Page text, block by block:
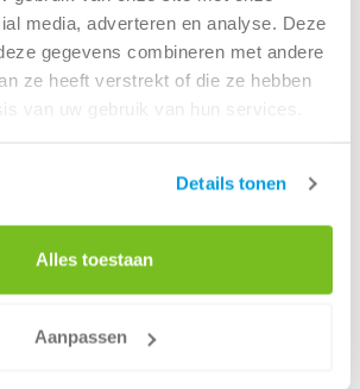
media, adverteren en analyse. Deze
gegevens combineren met andere
ze heeft verstrekt of die ze hebben
van uw gebruik van hun services.
Details tonen
Alles toestaan
Aanpassen